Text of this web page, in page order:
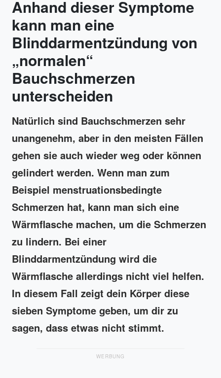
Anhand dieser Symptome
kann man eine
Blinddarmentzündung von
„normalen“
Bauchschmerzen
unterscheiden
Natürlich sind Bauchschmerzen sehr
unangenehm, aber in den meisten Fällen
gehen sie auch wieder weg oder können
gelindert werden. Wenn man zum
Beispiel menstruationsbedingte
Schmerzen hat, kann man sich eine
Wärmflasche machen, um die Schmerzen
zu lindern. Bei einer
Blinddarmentzündung wird die
Wärmflasche allerdings nicht viel helfen.
In diesem Fall zeigt dein Körper diese
sieben Symptome geben, um dir zu
sagen, dass etwas nicht stimmt.
WERBUNG